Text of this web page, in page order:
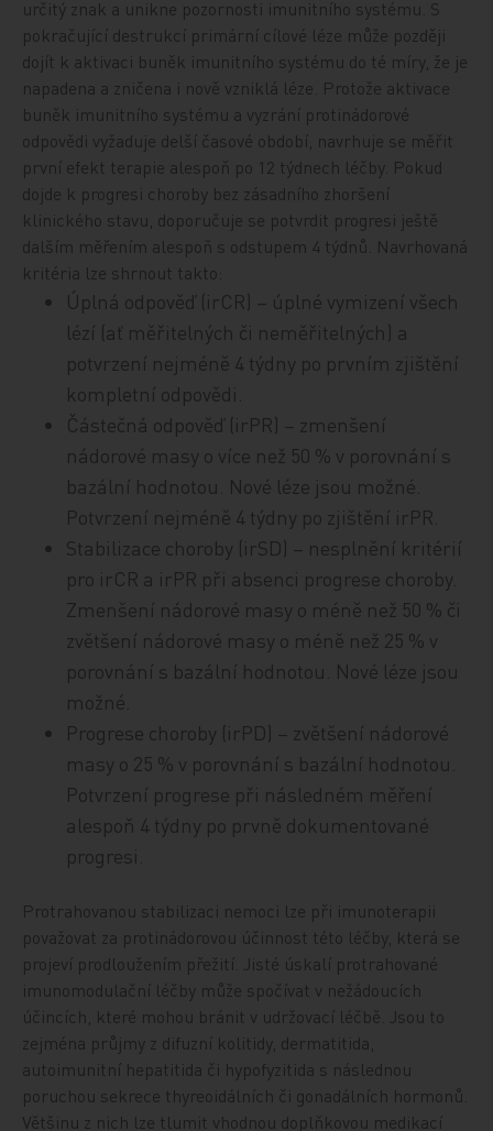
určitý znak a unikne pozornosti imunitního systému. S
pokračující destrukcí primární cílové léze může později
dojít k aktivaci buněk imunitního systému do té míry, že je
napadena a zničena i nově vzniklá léze. Protože aktivace
buněk imunitního systému a vyzrání protinádorové
odpovědi vyžaduje delší časové období, navrhuje se měřit
první efekt terapie alespoň po 12 týdnech léčby. Pokud
dojde k progresi choroby bez zásadního zhoršení
klinického stavu, doporučuje se potvrdit progresi ještě
dalším měřením alespoň s odstupem 4 týdnů. Navrhovaná
kritéria lze shrnout takto:
Úplná odpověď (irCR) – úplné vymizení všech
lézí (ať měřitelných či neměřitelných) a
potvrzení nejméně 4 týdny po prvním zjištění
kompletní odpovědi.
Částečná odpověď (irPR) – zmenšení
nádorové masy o více než 50 % v porovnání s
bazální hodnotou. Nové léze jsou možné.
Potvrzení nejméně 4 týdny po zjištění irPR.
Stabilizace choroby (irSD) – nesplnění kritérií
pro irCR a irPR při absenci progrese choroby.
Zmenšení nádorové masy o méně než 50 % či
zvětšení nádorové masy o méně než 25 % v
porovnání s bazální hodnotou. Nové léze jsou
možné.
Progrese choroby (irPD) – zvětšení nádorové
masy o 25 % v porovnání s bazální hodnotou.
Potvrzení progrese při následném měření
alespoň 4 týdny po prvně dokumentované
progresi.
Protrahovanou stabilizaci nemoci lze při imunoterapii
považovat za protinádorovou účinnost této léčby, která se
projeví prodloužením přežití. Jisté úskalí protrahované
imunomodulační léčby může spočívat v nežádoucích
účincích, které mohou bránit v udržovací léčbě. Jsou to
zejména průjmy z difuzní kolitidy, dermatitida,
autoimunitní hepatitida či hypofyzitida s následnou
poruchou sekrece thyreoidálních či gonadálních hormonů.
Většinu z nich lze tlumit vhodnou doplňkovou medikací